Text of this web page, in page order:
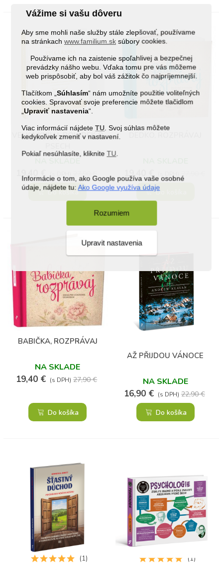
Vážime si vašu dôveru
Aby sme mohli naše služby stále zlepšovať, používame
na stránkachwww.familium.sk súbory cookies.
Používame ich na zaistenie spoľahlivej a bezpečnej
prevádzky nášho webu. Vďaka tomu pre vás môžeme
web prispôsobiť, aby bol váš zážitok čo najpríjemnejší.
Tlačítkom „Súhlasím“ nám umožníte použitie voliteľných
cookies. Spravovať svoje preferencie môžete tlačidlom
„Upraviť nastavenia“.
Viac informácií nájdete TU . Svoj súhlas môžete
kedykoľvek zmeniť v nastavení.
Pokiaľ nesúhlasíte, klikniteTU.
Informácie o tom, ako Google používa vaše osobné
údaje, nájdete tu:Ako Google využíva údaje
Rozumiem
Upravit nastavenia
VELKÁ KNIHA POVÍDEK O
19,40 € (s DPH) 27,90 €
Do košíka
19,40 € (s DPH) 27,90 €
Do košíka
BABIČKA, ROZPRÁVAJ
NA SKLADE
19,40 € (s DPH) 27,90 €
(157)
Do košíka
AŽ PŘIJDOU VÁNOCE
NA SKLADE
16,90 € (s DPH) 22,90 €
Do košíka
(1) (1)